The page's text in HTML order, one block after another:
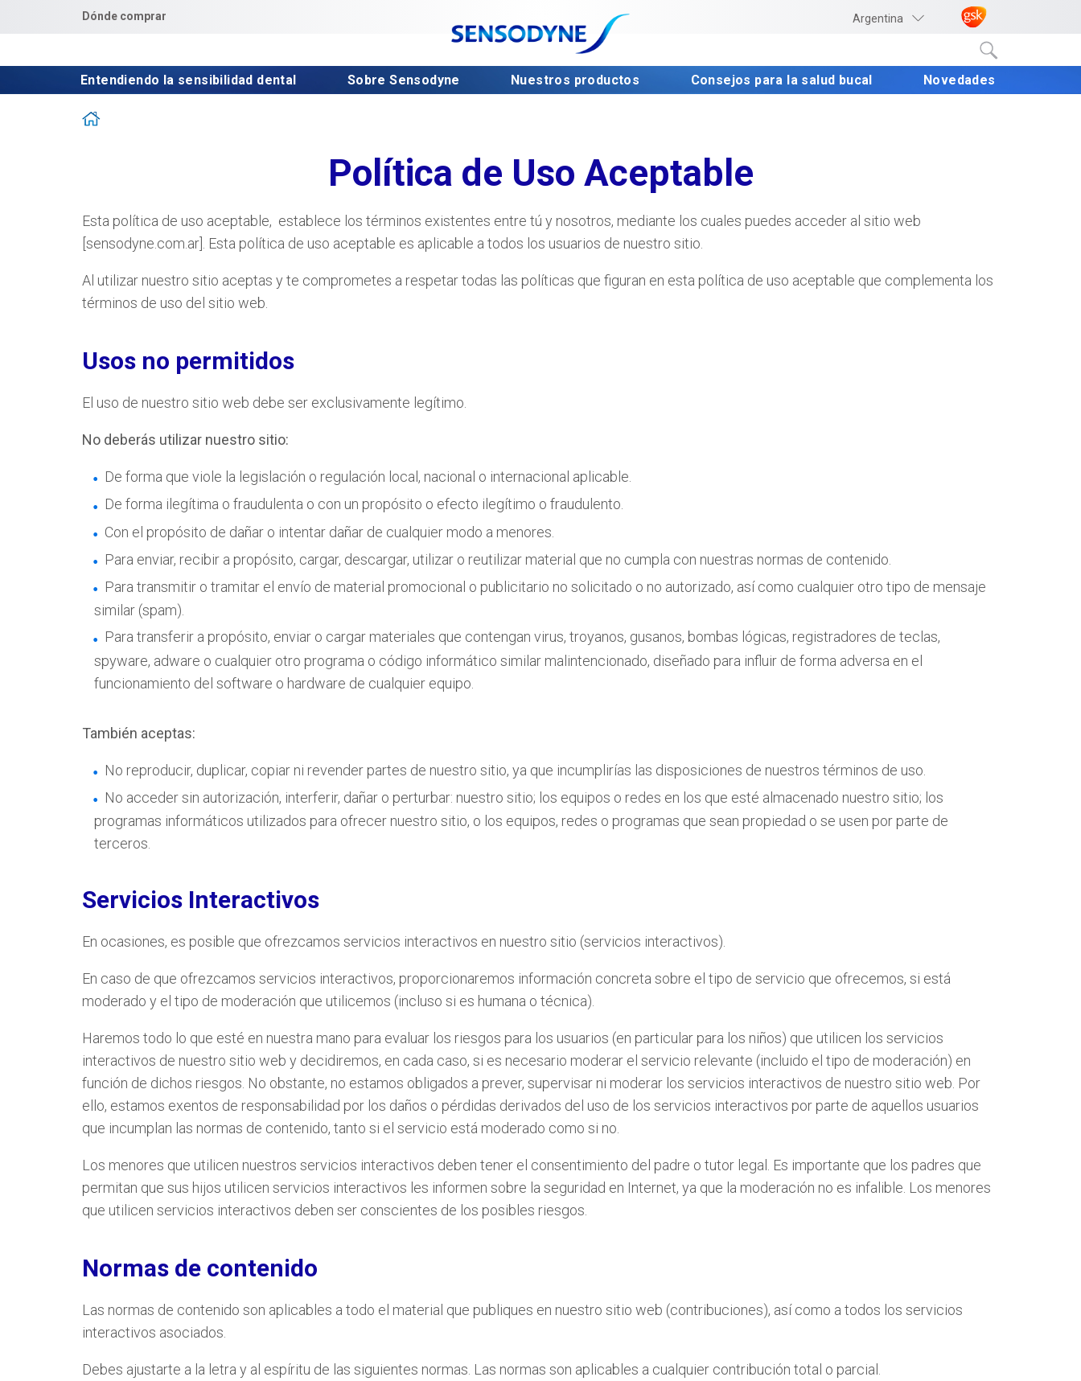
Dónde comprar Argentina
Entendiendo la sensibilidad dental Sobre Sensodyne Nuestros productos Consejos para la salud bucal Novedades
Política de Uso Aceptable
Esta política de uso aceptable, establece los términos existentes entre tú y nosotros, mediante los cuales puedes acceder al sitio web
[sensodyne.com.ar]. Esta política de uso aceptable es aplicable a todos los usuarios de nuestro sitio.
Al utilizar nuestro sitio aceptas y te comprometes a respetar todas las políticas que figuran en esta política de uso aceptable que complementa los
términos de uso del sitio web.
Usos no permitidos
El uso de nuestro sitio web debe ser exclusivamente legítimo.
No deberás utilizar nuestro sitio:
De forma que viole la legislación o regulación local, nacional o internacional aplicable.
De forma ilegítima o fraudulenta o con un propósito o efecto ilegítimo o fraudulento.
Con el propósito de dañar o intentar dañar de cualquier modo a menores.
Para enviar, recibir a propósito, cargar, descargar, utilizar o reutilizar material que no cumpla con nuestras normas de contenido.
Para transmitir o tramitar el envío de material promocional o publicitario no solicitado o no autorizado, así como cualquier otro tipo de mensaje
similar (spam).
Para transferir a propósito, enviar o cargar materiales que contengan virus, troyanos, gusanos, bombas lógicas, registradores de teclas,
spyware, adware o cualquier otro programa o código informático similar malintencionado, diseñado para influir de forma adversa en el
funcionamiento del software o hardware de cualquier equipo.
También aceptas:
No reproducir, duplicar, copiar ni revender partes de nuestro sitio, ya que incumplirías las disposiciones de nuestros términos de uso.
No acceder sin autorización, interferir, dañar o perturbar: nuestro sitio; los equipos o redes en los que esté almacenado nuestro sitio; los
programas informáticos utilizados para ofrecer nuestro sitio, o los equipos, redes o programas que sean propiedad o se usen por parte de
terceros.
Servicios Interactivos
En ocasiones, es posible que ofrezcamos servicios interactivos en nuestro sitio (servicios interactivos).
En caso de que ofrezcamos servicios interactivos, proporcionaremos información concreta sobre el tipo de servicio que ofrecemos, si está
moderado y el tipo de moderación que utilicemos (incluso si es humana o técnica).
Haremos todo lo que esté en nuestra mano para evaluar los riesgos para los usuarios (en particular para los niños) que utilicen los servicios
interactivos de nuestro sitio web y decidiremos, en cada caso, si es necesario moderar el servicio relevante (incluido el tipo de moderación) en
función de dichos riesgos. No obstante, no estamos obligados a prever, supervisar ni moderar los servicios interactivos de nuestro sitio web. Por
ello, estamos exentos de responsabilidad por los daños o pérdidas derivados del uso de los servicios interactivos por parte de aquellos usuarios
que incumplan las normas de contenido, tanto si el servicio está moderado como si no.
Los menores que utilicen nuestros servicios interactivos deben tener el consentimiento del padre o tutor legal. Es importante que los padres que
permitan que sus hijos utilicen servicios interactivos les informen sobre la seguridad en Internet, ya que la moderación no es infalible. Los menores
que utilicen servicios interactivos deben ser conscientes de los posibles riesgos.
Normas de contenido
Las normas de contenido son aplicables a todo el material que publiques en nuestro sitio web (contribuciones), así como a todos los servicios
interactivos asociados.
Debes ajustarte a la letra y al espíritu de las siguientes normas. Las normas son aplicables a cualquier contribución total o parcial.